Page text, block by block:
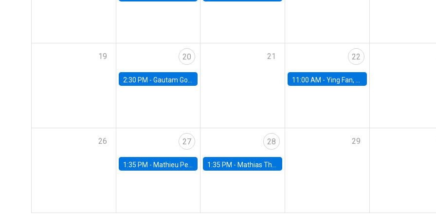
19 20
2:30 PM - Gautam Gowrisankaran, Columbia University
21 22
11:00 AM -Ying Fan, University of Michigan
26 27
1:35 PM - Mathieu Pedemonte, IDB
28
1:35 PM - Mathias Thoenig, University of Lausanne
29